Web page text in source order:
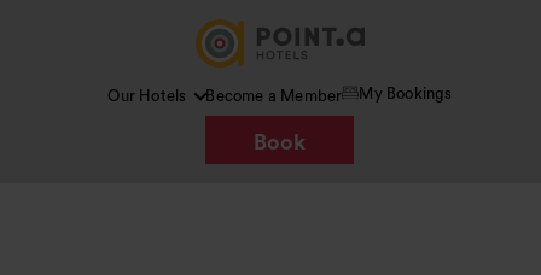
Our Hotels Become a Member My Bookings
Book